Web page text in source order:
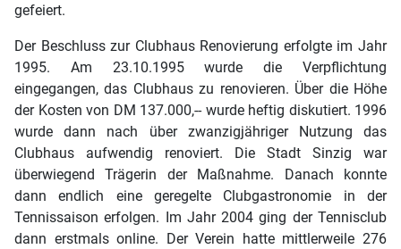
gefeiert.
Der Beschluss zur Clubhaus Renovierung erfolgte im Jahr
1995. Am 23.10.1995 wurde die Verpflichtung
eingegangen, das Clubhaus zu renovieren. Über die Höhe
der Kosten von DM 137.000,-- wurde heftig diskutiert. 1996
wurde dann nach über zwanzigjähriger Nutzung das
Clubhaus aufwendig renoviert. Die Stadt Sinzig war
überwiegend Trägerin der Maßnahme. Danach konnte
dann endlich eine geregelte Clubgastronomie in der
Tennissaison erfolgen. Im Jahr 2004 ging der Tennisclub
dann erstmals online. Der Verein hatte mittlerweile 276